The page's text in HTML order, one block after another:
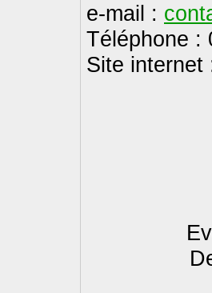
e-mail :
Téléphone :
Site internet